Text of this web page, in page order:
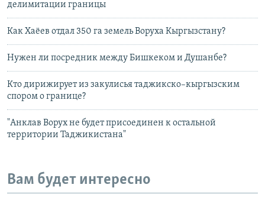
делимитации границы
Как Хаёев отдал 350 га земель Воруха Кыргызстану?
Нужен ли посредник между Бишкеком и Душанбе?
Кто дирижирует из закулисья таджикско–кыргызским
спором о границе?
"Анклав Ворух не будет присоединен к остальной
территории Таджикистана"
Вам будет интересно